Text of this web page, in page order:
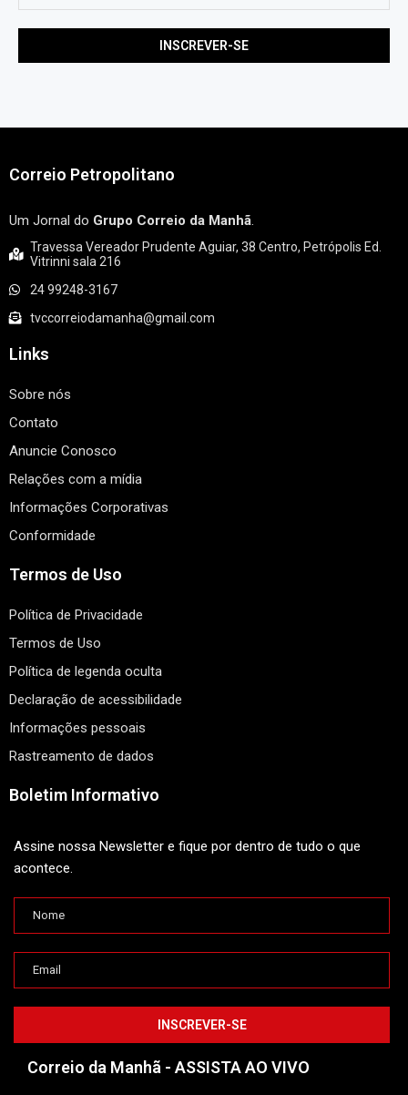
Correio Petropolitano
Um Jornal do Grupo Correio da Manhã.
Travessa Vereador Prudente Aguiar, 38 Centro, Petrópolis Ed.
Vitrinni sala 216
24 99248-3167
tvccorreiodamanha@gmail.com
Links
Sobre nós
Contato
Anuncie Conosco
Relações com a mídia
Informações Corporativas
Conformidade
Termos de Uso
Política de Privacidade
Termos de Uso
Política de legenda oculta
Declaração de acessibilidade
Informações pessoais
Rastreamento de dados
Boletim Informativo
Assine nossa Newsletter e fique por dentro de tudo o que
acontece.
Correio da Manhã - ASSISTA AO VIVO